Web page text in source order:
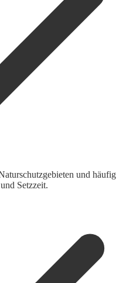
und häufig
Setzzeit.